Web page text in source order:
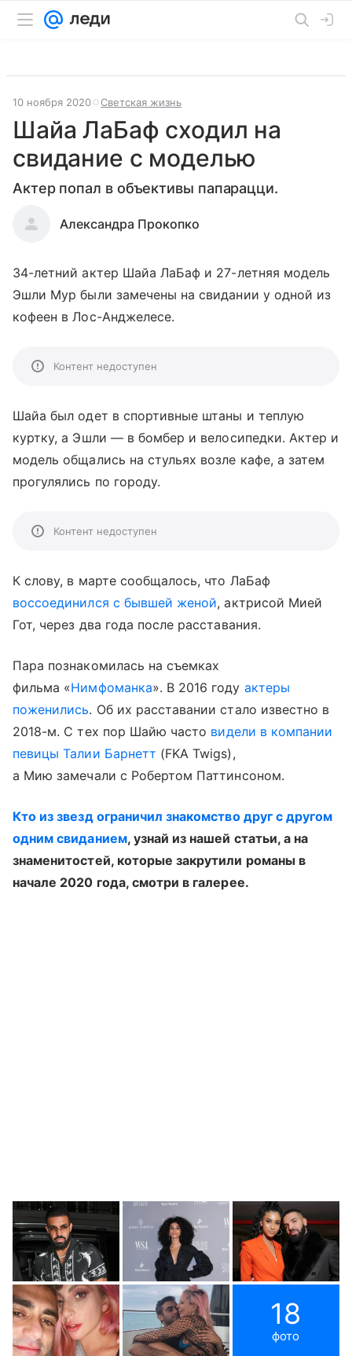
10 ноября 2020 Светская жизнь
Шайа ЛаБаф сходил на
свидание с моделью
Актер попал в объективы папарацци.
Александра Прокопко
34-летний актер Шайа ЛаБаф и 27-летняя модель
Эшли Мур были замечены на свидании у одной из
кофеен в Лос-Анджелесе.
Контент недоступен
Шайа был одет в спортивные штаны и теплую
куртку, а Эшли — в бомбер и велосипедки. Актер и
модель общались на стульях возле кафе, а затем
прогулялись по городу.
Контент недоступен
К слову, в марте сообщалось, что ЛаБаф
воссоединился с бывшей женой, актрисой Мией
Гот, через два года после расставания.
Пара познакомилась на съемках
фильма «Нимфоманка». В 2016 году актеры
поженились. Об их расставании стало известно в
2018-м. С тех пор Шайю часто видели в компании
певицы Талии Барнетт (FKA Twigs),
а Мию замечали с Робертом Паттинсоном.
Кто из звезд ограничил знакомство друг с другом
одним свиданием, узнай из нашей статьи, а на
знаменитостей, которые закрутили романы в
начале 2020 года, смотри в галерее.
18
фото